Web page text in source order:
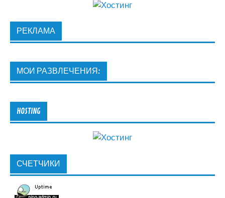
РЕКЛАМА
МОИ РАЗВЛЕЧЕНИЯ:
HOSTING
СЧЕТЧИКИ